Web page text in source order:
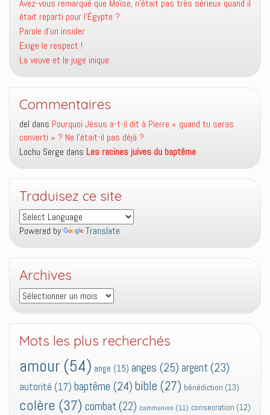
Avez-vous remarqué que Moïse, n’était pas très sérieux quand il
était reparti pour l’Égypte ?
Parole d’un insider
Exige le respect !
La veuve et le juge inique
Commentaires
del dans Pourquoi Jésus a-t-il dit à Pierre « quand tu seras
converti » ? Ne l’était-il pas déjà ?
Lochu Serge dans Les racines juives du baptême
Traduisez ce site
Powered by Translate
Archives
Archives
Mots les plus recherchés
amour (54) ange (15) anges (25) argent (23)
autorité (17) baptême (24) bible (27) bénédiction (13)
colère (37) combat (22) communion (11) consecration (12)